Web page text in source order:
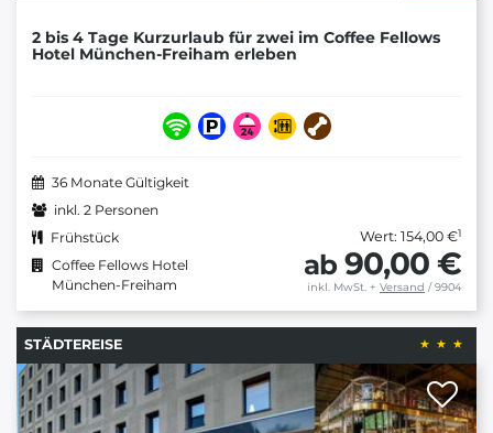
2 bis 4 Tage Kurzurlaub für zwei im Coffee Fellows
Hotel München-Freiham erleben
36 Monate Gültigkeit
inkl. 2 Personen
Frühstück
Coffee Fellows Hotel
München-Freiham
Wert: 154,00 €1
ab 90,00 €
inkl. MwSt. + Versand / 9904
STÄDTEREISE